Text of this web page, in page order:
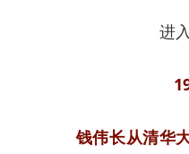
进
钱伟长从清华